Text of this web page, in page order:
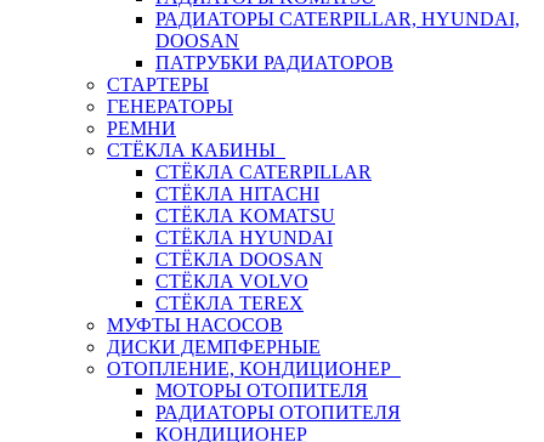
РАДИАТОРЫ CATERPILLAR, HYUNDAI,
DOOSAN
ПАТРУБКИ РАДИАТОРОВ
СТАРТЕРЫ
ГЕНЕРАТОРЫ
РЕМНИ
СТЁКЛА КАБИНЫ
СТЁКЛА CATERPILLAR
СТЁКЛА HITACHI
СТЁКЛА KOMATSU
СТЁКЛА HYUNDAI
СТЁКЛА DOOSAN
СТЁКЛА VOLVO
СТЁКЛА TEREX
МУФТЫ НАСОСОВ
ДИСКИ ДЕМПФЕРНЫЕ
ОТОПЛЕНИЕ, КОНДИЦИОНЕР
МОТОРЫ ОТОПИТЕЛЯ
РАДИАТОРЫ ОТОПИТЕЛЯ
КОНДИЦИОНЕР